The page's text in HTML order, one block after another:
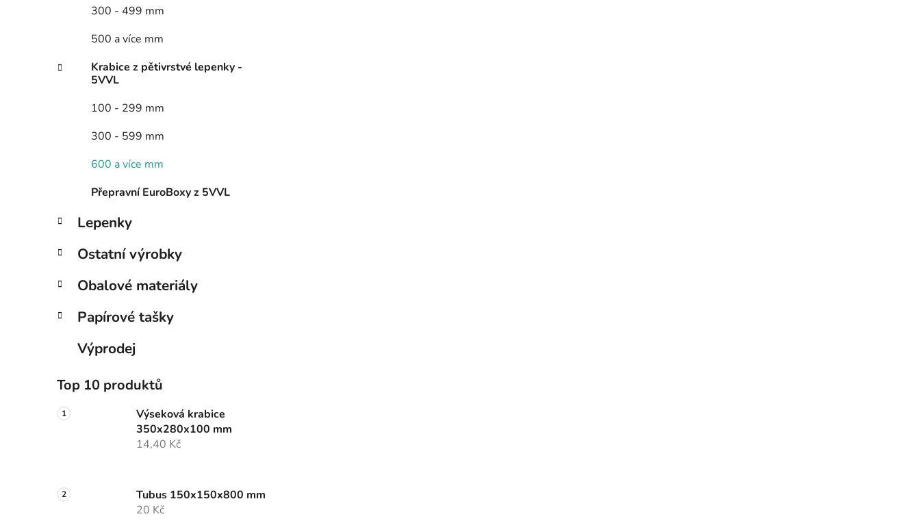
300 - 499 mm
500 a více mm
Krabice z pětivrstvé lepenky -
5VVL
100 - 299 mm
300 - 599 mm
600 a více mm
Přepravní EuroBoxy z 5VVL
Lepenky
Ostatní výrobky
Obalové materiály
Papírové tašky
Výprodej
Top 10 produktů
Výseková krabice
350x280x100 mm
14,40 Kč
Tubus 150x150x800 mm
20 Kč